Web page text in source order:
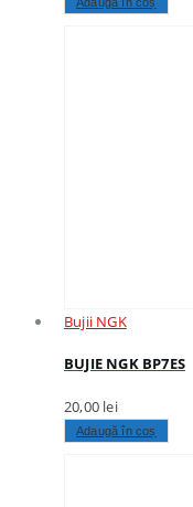
Bujii NGK
BUJIE NGK BP7ES
20,00 lei
Adaugă în coș